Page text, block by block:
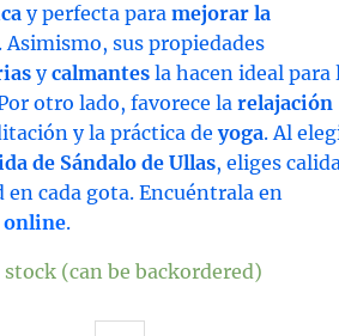
y perfecta para mejorar la
. Asimismo, sus propiedades
ycalmantes la hacen ideal para
otro lado, favorece la relajación
y la práctica deyoga. Al
de Sándalo de Ullas, eliges
cada gota. Encuéntrala en
.
stock (can be backordered)